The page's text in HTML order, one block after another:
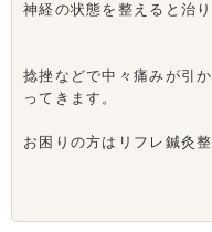
神経の状態を整えると治
捻挫などで中々痛みが引
ってきます。
お困りの方はリフレ鍼灸